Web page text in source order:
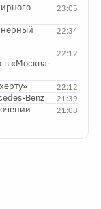
23:05
22:34
22:12
в «Москва-
22:12
21:39
Benz
21:08